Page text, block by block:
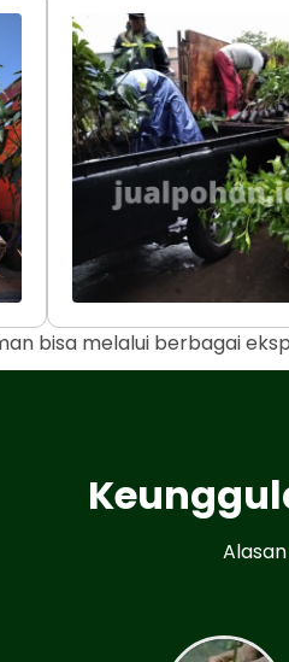
bisa melalui berbagai